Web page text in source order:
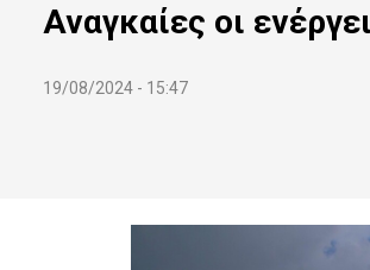
Αναγκαίες οι
19/08/2024 - 15:47